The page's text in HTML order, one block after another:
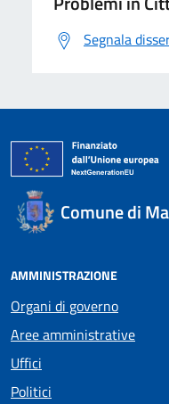
Segnala
Comune di
AMMINISTRAZIONE
Organi di governo
Aree amministrative
Uffici
Politici